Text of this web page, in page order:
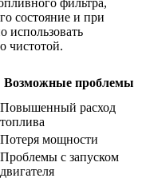
состояние и при
использовать
чистотой.
Возможные проблемы
Повышенный расход
топлива
Потеря мощности
Проблемы с запуском
двигателя